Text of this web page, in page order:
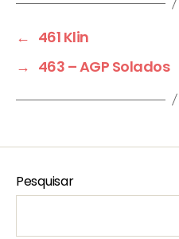
← 461 Klin
→ 463 – AGP Solados
Pesquisar